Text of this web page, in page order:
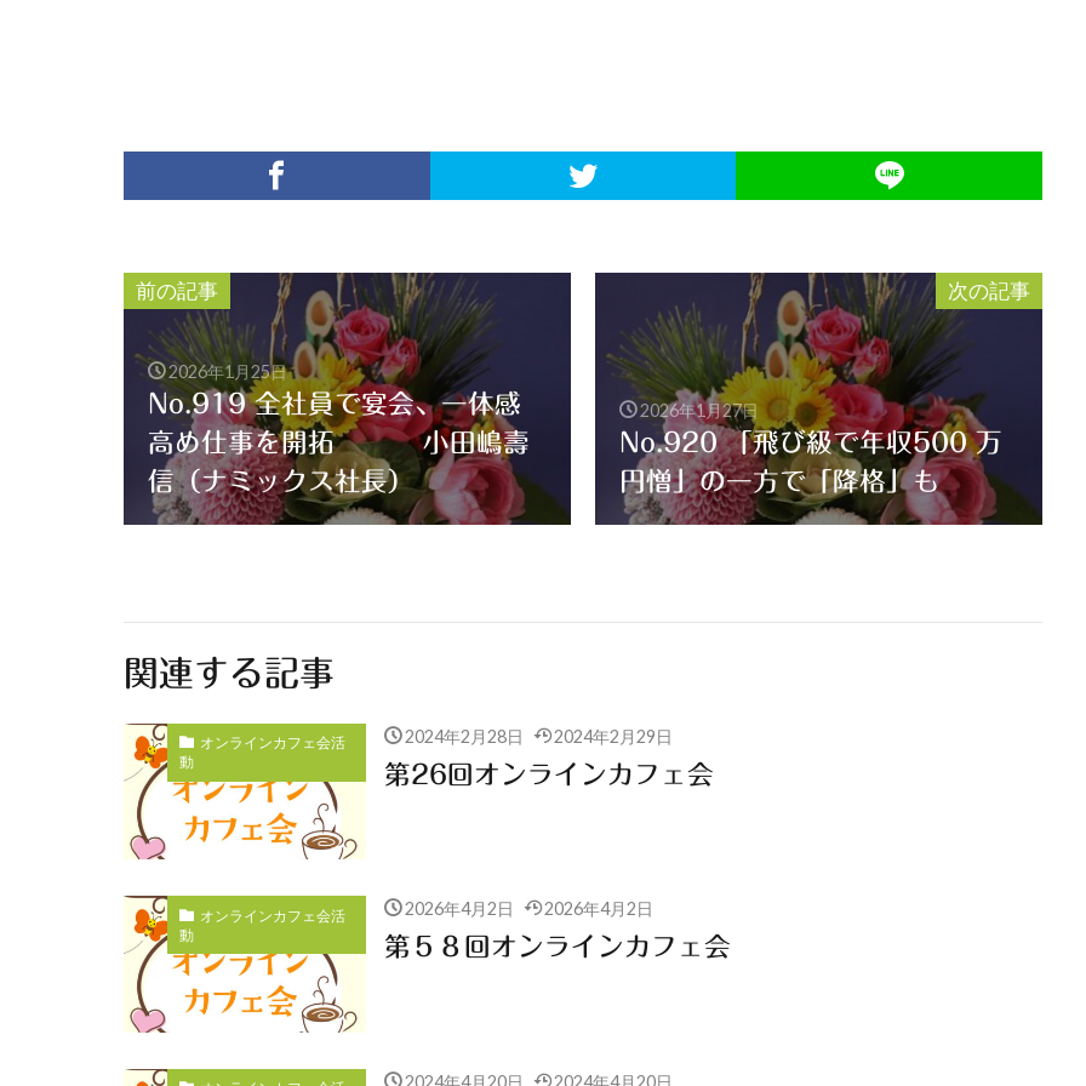
前の記事
2026年1月25日
No.919 全社員で宴会、一体感
高め仕事を開拓 小田嶋壽
信（ナミックス社長）
次の記事
2026年1月27日
No.920 「飛び級で年収500 万
円憎」の一方で「降格」も
関連する記事
オンラインカフェ会活
動
2024年2月28日 2024年2月29日
第26回オンラインカフェ会
オンラインカフェ会活
動
2026年4月2日 2026年4月2日
第５８回オンラインカフェ会
2024年4月20日 2024年4月20日